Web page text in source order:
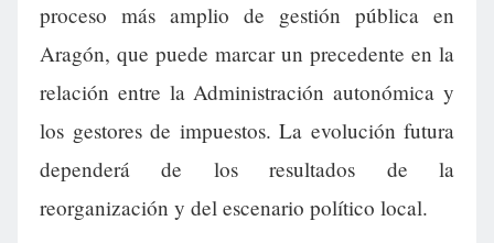
proceso más amplio de gestión pública en
Aragón, que puede marcar un precedente en la
relación entre la Administración autonómica y
los gestores de impuestos. La evolución futura
dependerá de los resultados de la
reorganización y del escenario político local.